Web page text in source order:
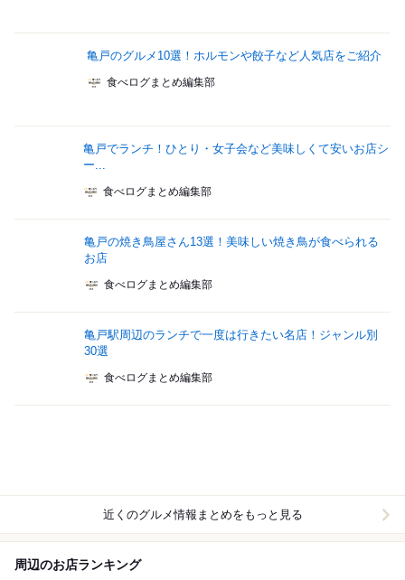
亀戸のグルメ10選！ホルモンや餃子など人気店をご紹介
食べログまとめ編集部
亀戸でランチ！ひとり・女子会など美味しくて安いお店シ
ー...
食べログまとめ編集部
亀戸の焼き鳥屋さん13選！美味しい焼き鳥が食べられる
お店
食べログまとめ編集部
亀戸駅周辺のランチで一度は行きたい名店！ジャンル別
30選
食べログまとめ編集部
近くのグルメ情報まとめをもっと見る
周辺のお店ランキング